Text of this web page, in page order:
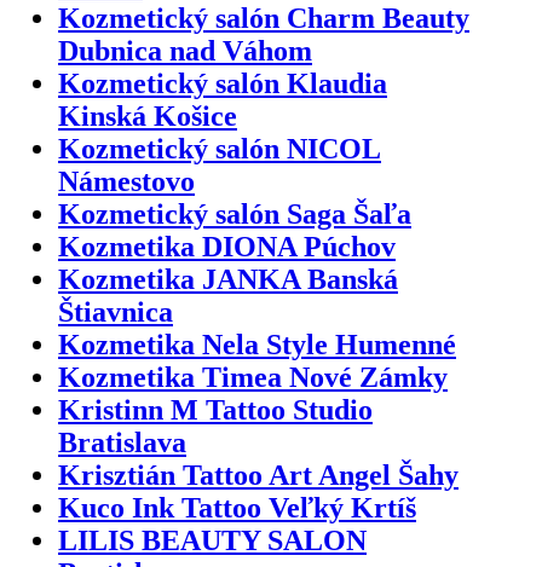
Kozmetický salón Charm Beauty
Dubnica nad Váhom
Kozmetický salón Klaudia
Kinská Košice
Kozmetický salón NICOL
Námestovo
Kozmetický salón Saga Šaľa
Kozmetika DIONA Púchov
Kozmetika JANKA Banská
Štiavnica
Kozmetika Nela Style Humenné
Kozmetika Timea Nové Zámky
Kristinn M Tattoo Studio
Bratislava
Krisztián Tattoo Art Angel Šahy
Kuco Ink Tattoo Veľký Krtíš
LILIS BEAUTY SALON